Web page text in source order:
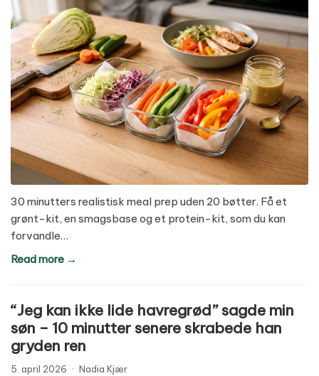
30 minutters realistisk meal prep uden 20 bøtter. Få et
grønt-kit, en smagsbase og et protein-kit, som du kan
forvandle…
Read more →
“Jeg kan ikke lide havregrød” sagde min
søn – 10 minutter senere skrabede han
gryden ren
5. april 2026 · Nadia Kjær